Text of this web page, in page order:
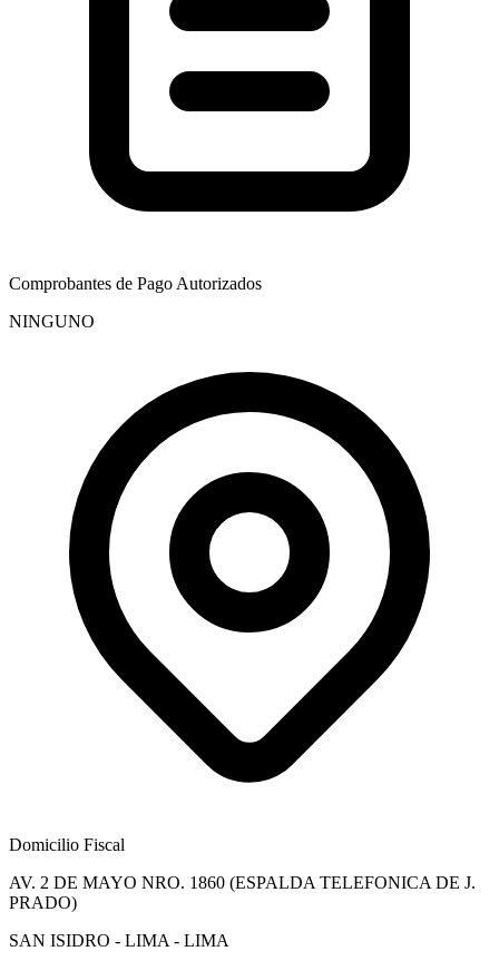
Comprobantes de Pago Autorizados
NINGUNO
Domicilio Fiscal
AV. 2 DE MAYO NRO. 1860 (ESPALDA TELEFONICA DE J.
PRADO)
SAN ISIDRO - LIMA - LIMA